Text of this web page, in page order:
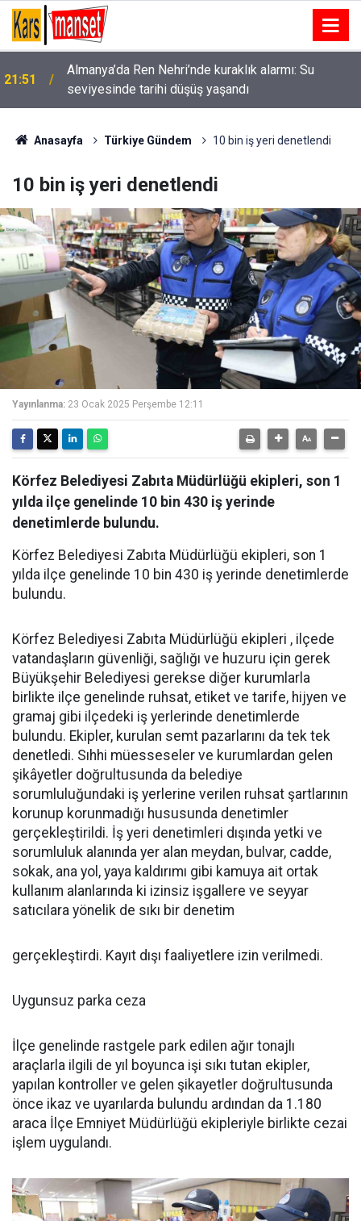
21:47
Cumhurbaşkanı Erdoğan, yarın Suudi Arabistan’a
gidecek
Anasayfa Türkiye Gündem 10 bin iş yeri denetlendi
10 bin iş yeri denetlendi
Yayınlanma: 23 Ocak 2025 Perşembe 12:11
Körfez Belediyesi Zabıta Müdürlüğü ekipleri, son 1
yılda ilçe genelinde 10 bin 430 iş yerinde
denetimlerde bulundu.
Körfez Belediyesi Zabıta Müdürlüğü ekipleri, son 1
yılda ilçe genelinde 10 bin 430 iş yerinde denetimlerde
bulundu.
Körfez Belediyesi Zabıta Müdürlüğü ekipleri , ilçede
vatandaşların güvenliği, sağlığı ve huzuru için gerek
Büyükşehir Belediyesi gerekse diğer kurumlarla
birlikte ilçe genelinde ruhsat, etiket ve tarife, hijyen ve
gramaj gibi ilçedeki iş yerlerinde denetimlerde
bulundu. Ekipler, kurulan semt pazarlarını da tek tek
denetledi. Sıhhi müesseseler ve kurumlardan gelen
şikâyetler doğrultusunda da belediye
sorumluluğundaki iş yerlerine verilen ruhsat şartlarının
korunup korunmadığı hususunda denetimler
gerçekleştirildi. İş yeri denetimleri dışında yetki ve
sorumluluk alanında yer alan meydan, bulvar, cadde,
sokak, ana yol, yaya kaldırımı gibi kamuya ait ortak
kullanım alanlarında ki izinsiz işgallere ve seyyar
satıcılara yönelik de sıkı bir denetim
gerçekleştirdi. Kayıt dışı faaliyetlere izin verilmedi.
Uygunsuz parka ceza
İlçe genelinde rastgele park edilen ağır tonajlı
araçlarla ilgili de yıl boyunca işi sıkı tutan ekipler,
yapılan kontroller ve gelen şikayetler doğrultusunda
önce ikaz ve uyarılarda bulundu ardından da 1.180
araca İlçe Emniyet Müdürlüğü ekipleriyle birlikte cezai
işlem uygulandı.